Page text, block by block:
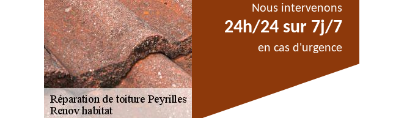
Nous intervenons
24h/24 sur 7j/7
en cas d'urgence